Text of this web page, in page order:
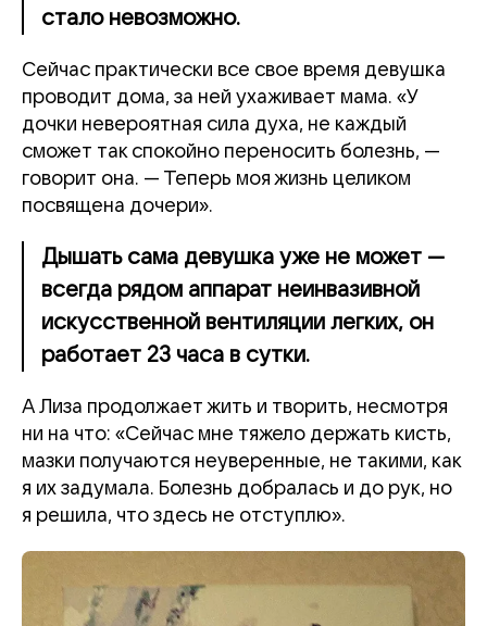
стало невозможно.
Сейчас практически все свое время девушка
проводит дома, за ней ухаживает мама. «У
дочки невероятная сила духа, не каждый
сможет так спокойно переносить болезнь, —
говорит она. — Теперь моя жизнь целиком
посвящена дочери».
Дышать сама девушка уже не может —
всегда рядом аппарат неинвазивной
искусственной вентиляции легких, он
работает 23 часа в сутки.
А Лиза продолжает жить и творить, несмотря
ни на что: «Сейчас мне тяжело держать кисть,
мазки получаются неуверенные, не такими, как
я их задумала. Болезнь добралась и до рук, но
я решила, что здесь не отступлю».